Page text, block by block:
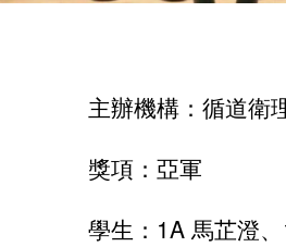
主辦機構：循道衛
獎項：亞軍
學生：1A 馬芷澄